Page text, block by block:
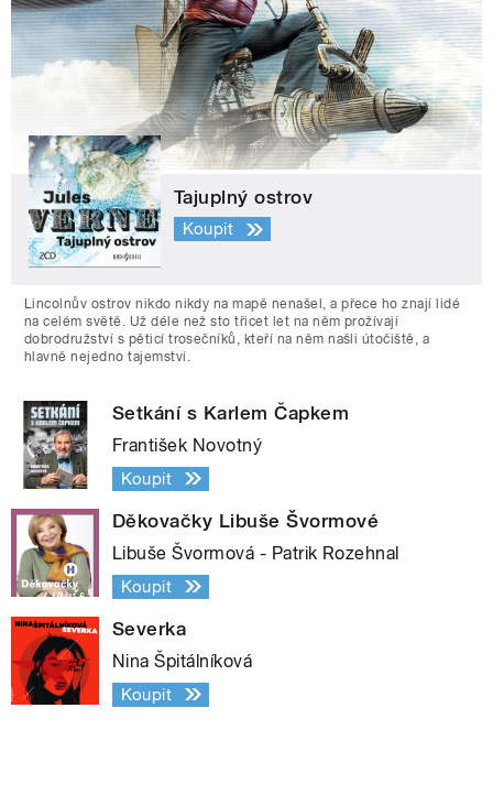
Tajuplný ostrov
Koupit
Lincolnův ostrov nikdo nikdy na mapě nenašel, a přece ho znají lidé
na celém světě. Už déle než sto třicet let na něm prožívají
dobrodružství s pěticí trosečníků, kteří na něm našli útočiště, a
hlavně nejedno tajemství.
Setkání s Karlem Čapkem
František Novotný
Koupit
Děkovačky Libuše Švormové
Libuše Švormová - Patrik Rozehnal
Koupit
Severka
Nina Špitálníková
Koupit